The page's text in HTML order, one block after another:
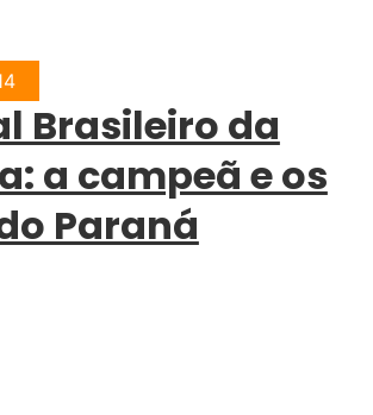
Brasileiro da
a campeã e os
Paraná